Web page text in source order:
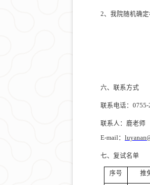
2、 我院 随机确
六、联系方式
联系电话 ： 0755-
联系人：鹿老师
E-mail：
七、 复试名单
序号 推